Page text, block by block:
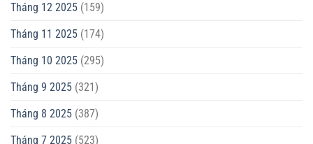
Tháng 12 2025 (159)
Tháng 11 2025 (174)
Tháng 10 2025 (295)
Tháng 9 2025 (321)
Tháng 8 2025 (387)
Tháng 7 2025 (523)